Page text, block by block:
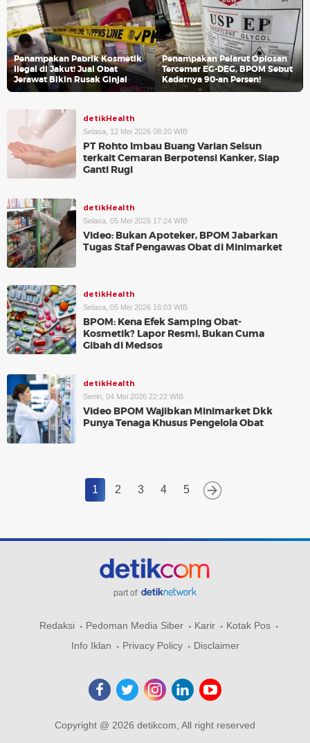
Penampakan Pabrik Kosmetik
Ilegal di Jakut! Jual Obat
Jerawat Bikin Rusak Ginjal
Penampakan Pelarut Oplosan
Tercemar EG-DEG, BPOM Sebut
Kadarnya 90-an Persen!
detikHealth
Selasa, 12 Mei 2026 08:20 WIB
PT Rohto Imbau Buang Varian Selsun
terkait Cemaran Berpotensi Kanker, Siap
Ganti Rugi
detikHealth
Selasa, 05 Mei 2026 17:24 WIB
Video: Bukan Apoteker, BPOM Jabarkan
Tugas Staf Pengawas Obat di Minimarket
detikHealth
Selasa, 05 Mei 2026 16:03 WIB
BPOM: Kena Efek Samping Obat-
Kosmetik? Lapor Resmi, Bukan Cuma
Gibah di Medsos
detikHealth
Senin, 04 Mei 2026 22:22 WIB
Video BPOM Wajibkan Minimarket Dkk
Punya Tenaga Khusus Pengelola Obat
1 2 3 4 5
part of
Redaksi Pedoman Media Siber Karir
Kotak Pos
Info Iklan
Privacy Policy Disclaimer
Copyright @ 2026 detikcom, All right reserved